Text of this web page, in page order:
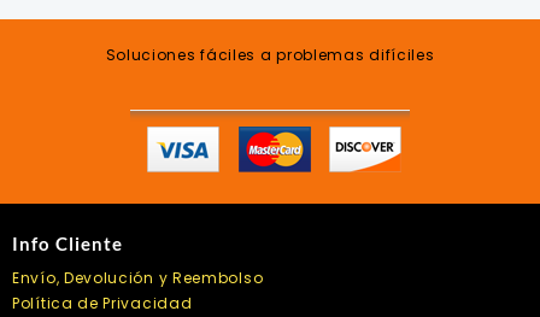
Soluciones fáciles a problemas difíciles
Info Cliente
Envío, Devolución y Reembolso
Política de Privacidad